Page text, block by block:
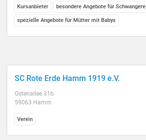
Kursanbieter besondere Angebote für Schwangere
spezielle Angebote für Mütter mit Babys
SC Rote Erde Hamm 1919 e.V.
Ostenallee 31b
59063 Hamm
Verein